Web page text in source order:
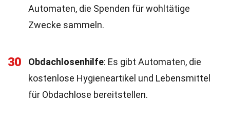
Automaten, die Spenden für wohltätige
Zwecke sammeln.
30 Obdachlosenhilfe: Es gibt Automaten, die
kostenlose Hygieneartikel und Lebensmittel
für Obdachlose bereitstellen.